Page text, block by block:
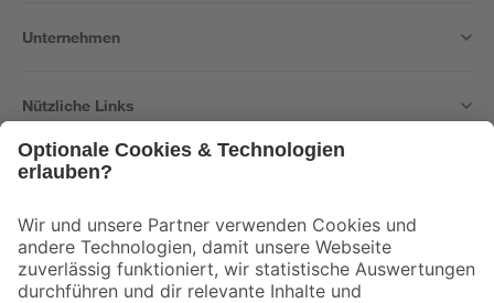
Unternehmen
Nützliche Links
Der toom Newsletter: Keine Angebote und Aktionen mehr verpassen!
Zur Newsletter Anmeldung